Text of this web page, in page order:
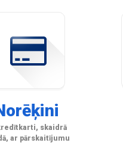
skaidrā
ar pārskaitījumu